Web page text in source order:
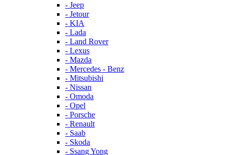
- Jeep
- Jetour
- KIA
- Lada
- Land Rover
- Lexus
- Mazda
- Mercedes - Benz
- Mitsubishi
- Nissan
- Omoda
- Opel
- Porsche
- Renault
- Saab
- Skoda
- Ssang Yong